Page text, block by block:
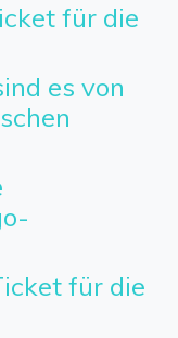
für die
es von
für die